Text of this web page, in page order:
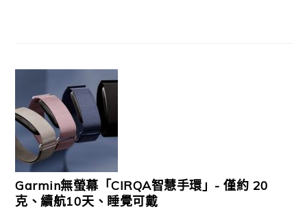
Garmin無螢幕「CIRQA智慧手環」- 僅約 20
克、續航10天、睡覺可戴